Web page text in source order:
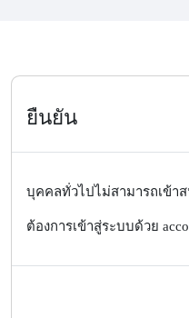
ยืนยัน
บุคคลทั่วไปไม่สามารถเข้า
ต้องการเข้าสู่ระบบด้วย